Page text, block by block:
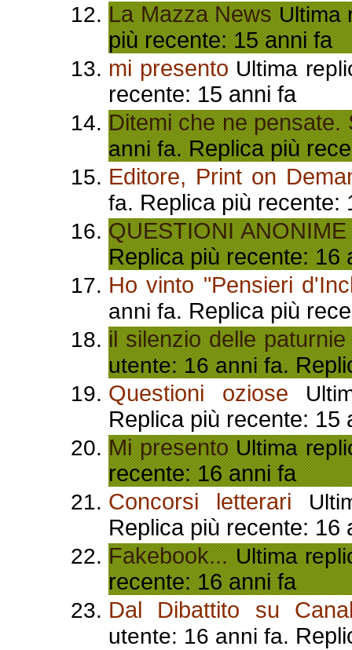
La Mazza News Ultima
più recente: 15 anni fa
mi presento Ultima
recente: 15 anni fa
Ditemi che ne pensate.
anni fa. Replica più
Editore, Print on
fa. Replica più recente:
QUESTIONI ANONIME
Replica più recente: 16
Ho vinto "Pensieri
anni fa. Replica più
il silenzio delle
utente: 16 anni fa.
Questioni oziose
Replica più recente: 15
Mi presento Ultima
recente: 16 anni fa
Concorsi letterari
Replica più recente: 16
Fakebook... Ultima
recente: 16 anni fa
Dal Dibattito su
utente: 16 anni fa.